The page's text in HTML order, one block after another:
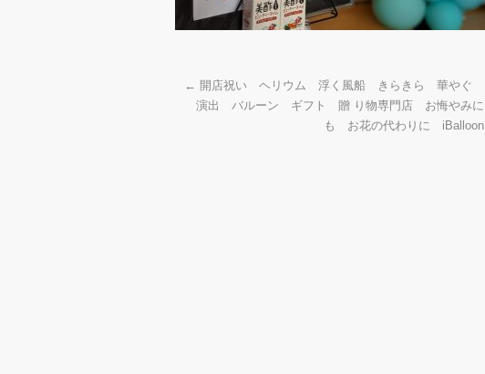
← 開店祝い ヘリウム 浮く風船 きらきら 華やぐ
演出 バルーン ギフト 贈 り物専門店 お悔やみに
も お花の代わりに iBalloon